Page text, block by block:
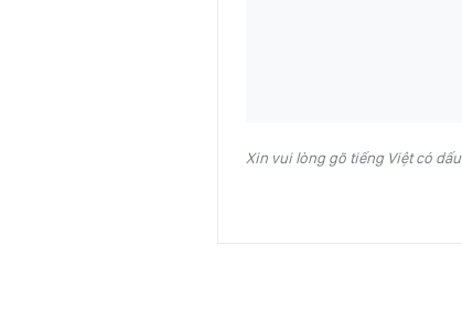
Xin vui lòng gõ tiếng Việt có dấu